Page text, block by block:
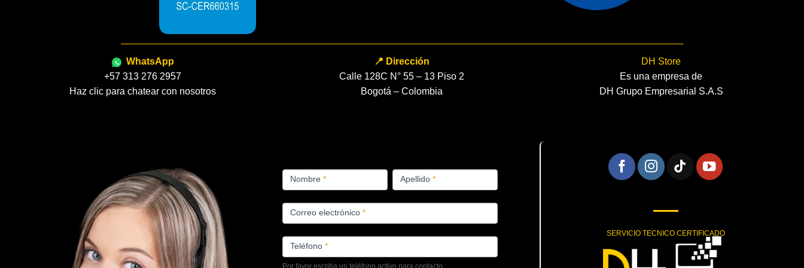
WhatsApp
+57 313 276 2957
Haz clic para chatear con nosotros
📍 Dirección
Calle 128C N° 55 – 13 Piso 2
Bogotá – Colombia
DH Store
Es una empresa de
DH Grupo Empresarial S.A.S
PRODUCTOS
Nombre * Apellido *
Correo electrónico *
Teléfono *
Por favor escriba un teléfono activo para contacto
SERVICIO TECNICO CERTIFICADO